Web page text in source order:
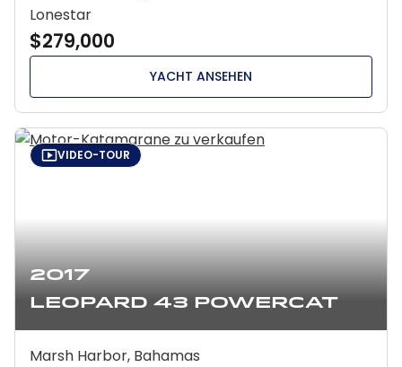
Lonestar
$279,000
YACHT ANSEHEN
2017
Leopard 43 Powercat
VIDEO-TOUR
Marsh Harbor, Bahamas